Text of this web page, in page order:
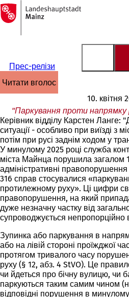
Перейти до змісту
На
головну
сторінку
Прес-релізи
читати вголос
10. квітня
"Паркування проти напрямку
Керівник відділу Карстен Ланге:
ситуації - особливо при виїзді з
потім при русі заднім ходом у
У минулому 2025 році служба
міста Майнца порушила загалом
адміністративні
316 справ стосувалися
протилежному руху». Ці цифри
правопорушення, на який
дуже незначну частку від
супроводжується непропорційно
Зупинка або паркування в
або на лівій стороні проїжджої
протягом тривалого часу
руху (§ 12, абз. 4 StVO). Це
чи йдеться про бічну вулицю, чи
паркуються таким самим чином
відповідні порушення в